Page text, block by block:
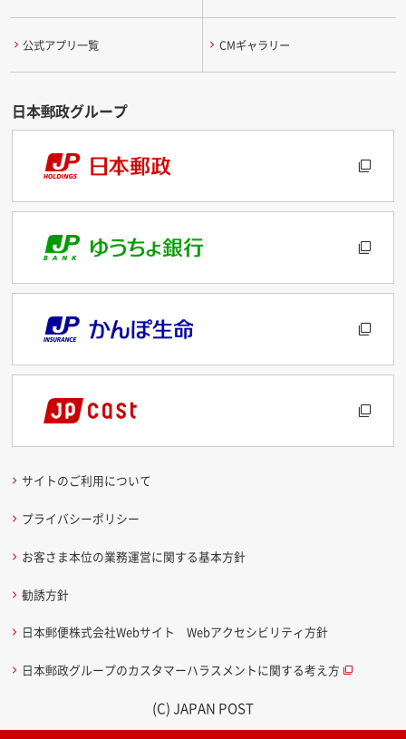
公式アプリ一覧 CMギャラリー
サイトのご利用について
プライバシーポリシー
お客さま本位の業務運営に関する基本方針
勧誘方針
日本郵便株式会社Webサイト Webアクセシビリティ方針
日本郵政グループのカスタマーハラスメントに関する考え方
(C) JAPAN POST